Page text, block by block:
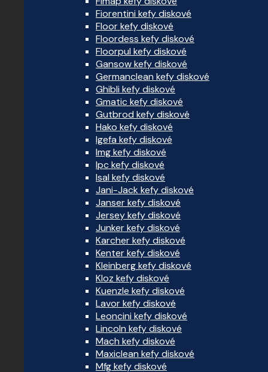
Fiorentini kefy diskové
Floor kefy diskové
Floordess kefy diskové
Floorpul kefy diskové
Gansow kefy diskové
Germanclean kefy diskové
Ghibli kefy diskové
Gmatic kefy diskové
Gutbrod kefy diskové
Hako kefy diskové
Igefa kefy diskové
Img kefy diskové
Ipc kefy diskové
Isal kefy diskové
Jani-Jack kefy diskové
Janser kefy diskové
Jersey kefy diskové
Junker kefy diskové
Karcher kefy diskové
Kenter kefy diskové
Kleinberg kefy diskové
Kloz kefy diskové
Kuenzle kefy diskové
Lavor kefy diskové
Leoncini kefy diskové
Lincoln kefy diskové
Mach kefy diskové
Maxiclean kefy diskové
Mfg kefy diskové